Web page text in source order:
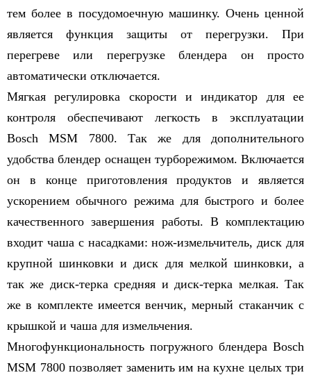
тем более в посудомоечную машинку. Очень ценной
является функция защиты от перегрузки. При
перегреве или перегрузке блендера он просто
автоматически отключается.
Мягкая регулировка скорости и индикатор для ее
контроля обеспечивают легкость в эксплуатации
Bosсh MSM 7800. Так же для дополнительного
удобства блендер оснащен турборежимом. Включается
он в конце приготовления продуктов и является
ускорением обычного режима для быстрого и более
качественного завершения работы. В комплектацию
входит чаша с насадками: нож-измельчитель, диск для
крупной шинковки и диск для мелкой шинковки, а
так же диск-терка средняя и диск-терка мелкая. Так
же в комплекте имеется венчик, мерный стаканчик с
крышкой и чаша для измельчения.
Многофункциональность погружного блендера Bosсh
MSM 7800 позволяет заменить им на кухне целых три